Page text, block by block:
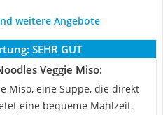
weitere Angebote
SEHR GUT
Veggie Miso:
Miso, eine Suppe, die direkt
eine bequeme Mahlzeit.